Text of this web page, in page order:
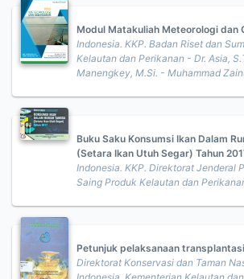
Modul Matakuliah Meteorologi dan
Indonesia. KKP. Badan Riset dan
Kelautan dan Perikanan - Dr. Asia,
Manengkey, M.Si. - Muhammad
Buku Saku Konsumsi Ikan Dalam
(Setara Ikan Utuh Segar) Tahun
Indonesia. KKP. Direktorat Jenderal
Saing Produk Kelautan dan
Petunjuk pelaksanaan
Direktorat Konservasi dan Taman